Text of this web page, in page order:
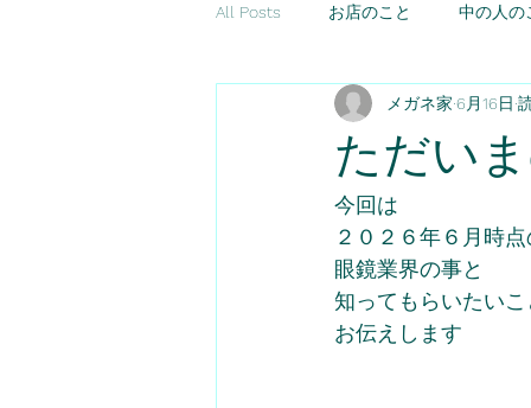
All Posts お店のこと 中の人の
ただい
メガネ家 6月16日
今回は
２０２６年６月時
眼鏡業界の事と
知ってもらいたい
お伝えします